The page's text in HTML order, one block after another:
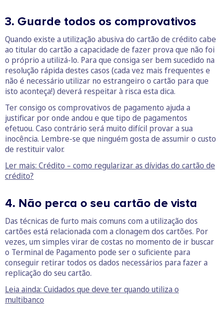
3. Guarde todos os comprovativos
Quando existe a utilização abusiva do cartão de crédito cabe
ao titular do cartão a capacidade de fazer prova que não foi
o próprio a utilizá-lo. Para que consiga ser bem sucedido na
resolução rápida destes casos (cada vez mais frequentes e
não é necessário utilizar no estrangeiro o cartão para que
isto aconteça!) deverá respeitar à risca esta dica.
Ter consigo os comprovativos de pagamento ajuda a
justificar por onde andou e que tipo de pagamentos
efetuou. Caso contrário será muito difícil provar a sua
inocência. Lembre-se que ninguém gosta de assumir o custo
de restituir valor.
Ler mais: Crédito – como regularizar as dívidas do cartão de
crédito?
4. Não perca o seu cartão de vista
Das técnicas de furto mais comuns com a utilização dos
cartões está relacionada com a clonagem dos cartões. Por
vezes, um simples virar de costas no momento de ir buscar
o Terminal de Pagamento pode ser o suficiente para
conseguir retirar todos os dados necessários para fazer a
replicação do seu cartão.
Leia ainda: Cuidados que deve ter quando utiliza o
multibanco